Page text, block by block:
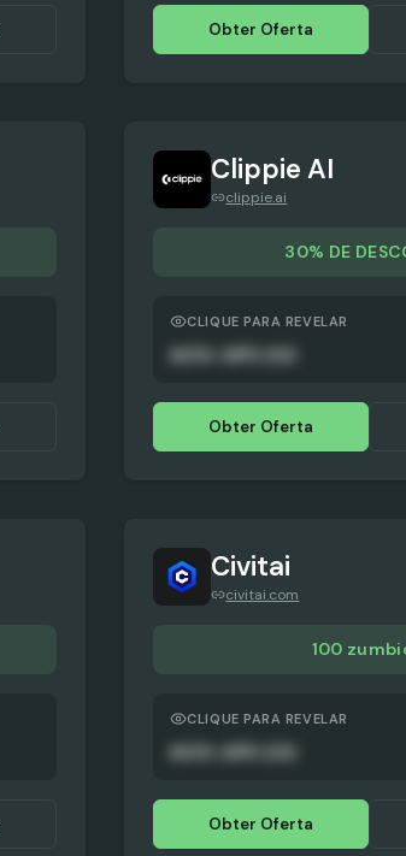
Obter Oferta
Clippie AI
clippie.ai
30% DE
CLIQUE PARA REVELAR
Obter Oferta
Civitai
civitai.com
100
CLIQUE PARA REVELAR
Obter Oferta